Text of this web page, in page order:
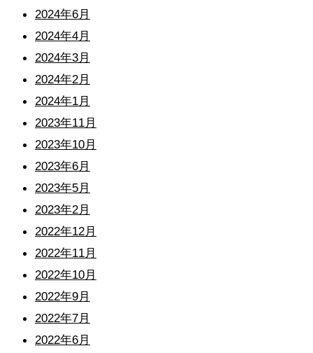
2024年6月
2024年4月
2024年3月
2024年2月
2024年1月
2023年11月
2023年10月
2023年6月
2023年5月
2023年2月
2022年12月
2022年11月
2022年10月
2022年9月
2022年7月
2022年6月